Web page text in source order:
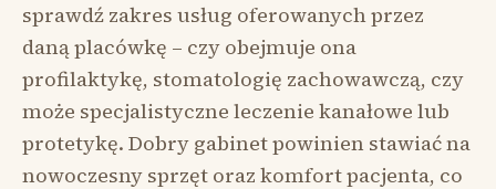
sprawdź zakres usług oferowanych przez
daną placówkę – czy obejmuje ona
profilaktykę, stomatologię zachowawczą, czy
może specjalistyczne leczenie kanałowe lub
protetykę. Dobry gabinet powinien stawiać na
nowoczesny sprzęt oraz komfort pacjenta, co